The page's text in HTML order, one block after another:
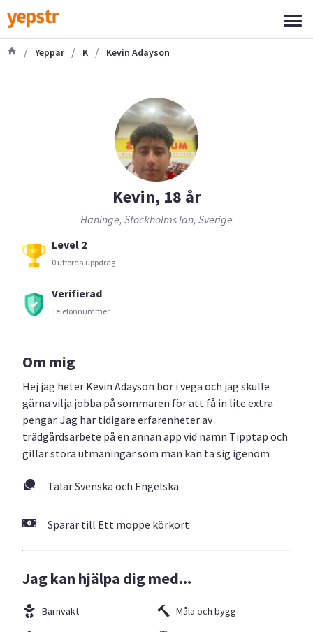
/ Yeppar / K / Kevin Adayson
Kevin, 18 år
Haninge, Stockholms län, Sverige
Level 2
0 utförda uppdrag
Verifierad
Telefonnummer
Om mig
Hej jag heter Kevin Adayson bor i vega och jag skulle
gärna vilja jobba på sommaren för att få in lite extra
pengar. Jag har tidigare erfarenheter av
trädgårdsarbete på en annan app vid namn Tipptap och
gillar stora utmaningar som man kan ta sig igenom
Talar Svenska och Engelska
Sparar till Ett moppe körkort
Jag kan hjälpa dig med...
Barnvakt
Måla och bygg